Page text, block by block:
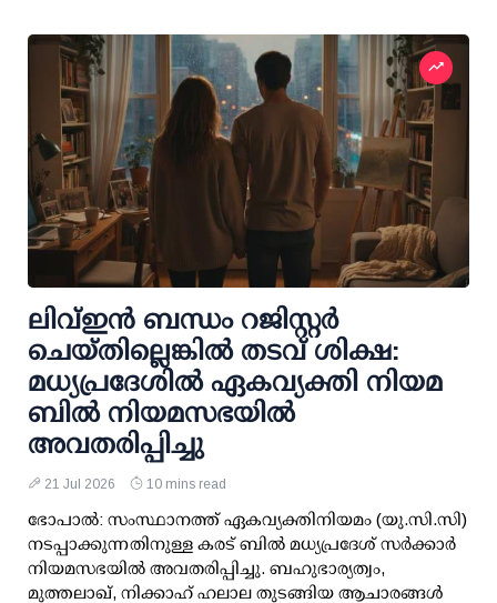
ലിവ്ഇന്‍ ബന്ധം റജിസ്റ്റര്‍
ചെയ്തില്ലെങ്കില്‍ തടവ് ശിക്ഷ:
മധ്യപ്രദേശില്‍ ഏകവ്യക്തി നിയമ
ബില്‍ നിയമസഭയില്‍
അവതരിപ്പിച്ചു
21 Jul 2026 10 mins read
ഭോപാല്‍: സംസ്ഥാനത്ത് ഏകവ്യക്തിനിയമം (യു.സി.സി)
നടപ്പാക്കുന്നതിനുള്ള കരട് ബില്‍ മധ്യപ്രദേശ് സര്‍ക്കാര്‍
നിയമസഭയില്‍ അവതരിപ്പിച്ചു. ബഹുഭാര്യത്വം,
മുത്തലാഖ്, നിക്കാഹ് ഹലാല തുടങ്ങിയ ആചാരങ്ങള്‍